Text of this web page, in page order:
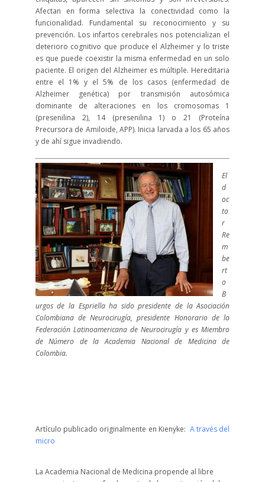
Afectan en forma selectiva la conectividad como la
funcionalidad. Fundamental su reconocimiento y su
prevención. Los infartos cerebrales nos potencializan el
deterioro cognitivo que produce el Alzheimer y lo triste
es que puede coexistir la misma enfermedad en un solo
paciente. El origen del Alzheimer es múltiple. Hereditaria
entre el 1% y el 5% de los casos (enfermedad de
Alzheimer genética) por transmisión autosómica
dominante de alteraciones en los cromosomas 1
(presenilina 2), 14 (presenilina 1) o 21 (Proteína
Precursora de Amiloide, APP). Inicia larvada a los 65 años
y de ahí sigue invadiendo.
El
d
oc
to
r
Re
m
be
rt
o
B
urgos de la Espriella ha sido presidente de la Asociación
Colombiana de Neurocirugía, presidente Honorario de la
Federación Latinoamericana de Neurocirugía y es Miembro
de Número de la Academia Nacional de Medicina de
Colombia.
Artículo publicado originalmente en Kienyke: A través del
micro
La Academia Nacional de Medicina propende al libre